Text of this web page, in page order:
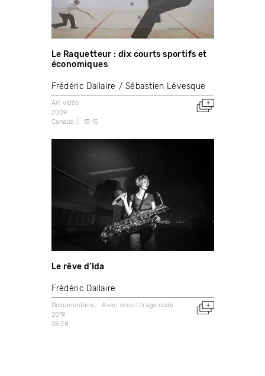
Le Raquetteur : dix courts sportifs et
économiques
Frédéric Dallaire Sébastien Lévesque
Art vidéo
2009
Canada
13:15
Le rêve d’Ida
Frédéric Dallaire
Documentaire
Avec sous-titrage codé
2019
25:28